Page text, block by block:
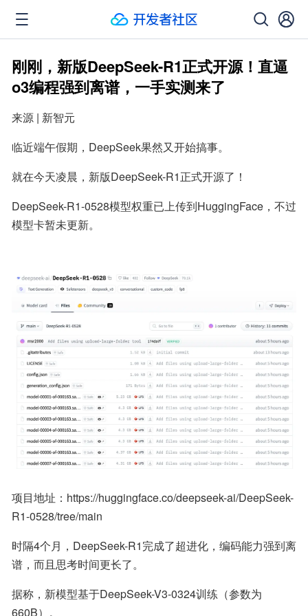
刚刚，新版DeepSeek-R1正式开源！直逼
o3编程强到离谱，一手实测来了
来源 | 新智元
临近端午假期，DeepSeek果然又开始搞事。
就在今天凌晨，新版DeepSeek-R1正式开源了！
DeepSeek-R1-0528模型权重已上传到HuggingFace，不过
模型卡暂未更新。
项目地址：https://huggingface.co/deepseek-ai/DeepSeek-
R1-0528/tree/main
时隔4个月，DeepSeek-R1完成了超进化，编码能力强到离
谱，而且思考时间更长了。
据称，新模型基于DeepSeek-V3-0324训练（参数为
660B）。